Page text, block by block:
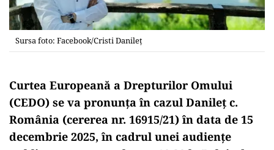
Sursa foto: Facebook/Cristi Danileț
Curtea Europeană a Drepturilor Omului
(CEDO) se va pronunța în cazul Danileț c.
România (cererea nr. 16915/21) în data de 15
decembrie 2025, în cadrul unei audiențe